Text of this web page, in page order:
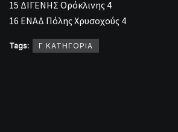
15 ΔΙΓΕΝΗΣ Ορόκλινης 4
16 ΕΝΑΔ Πόλης Χρυσοχούς 4
Tags: Γ ΚΑΤΗΓΟΡΙΑ